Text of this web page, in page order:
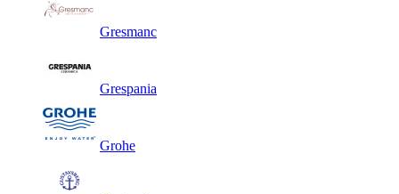
Gresmanc
Grespania
Grohe